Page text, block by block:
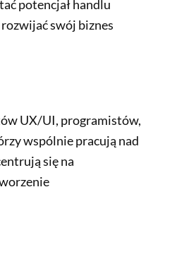
potencjał handlu
swój biznes
UX/UI, programistów,
wspólnie pracują nad
się na